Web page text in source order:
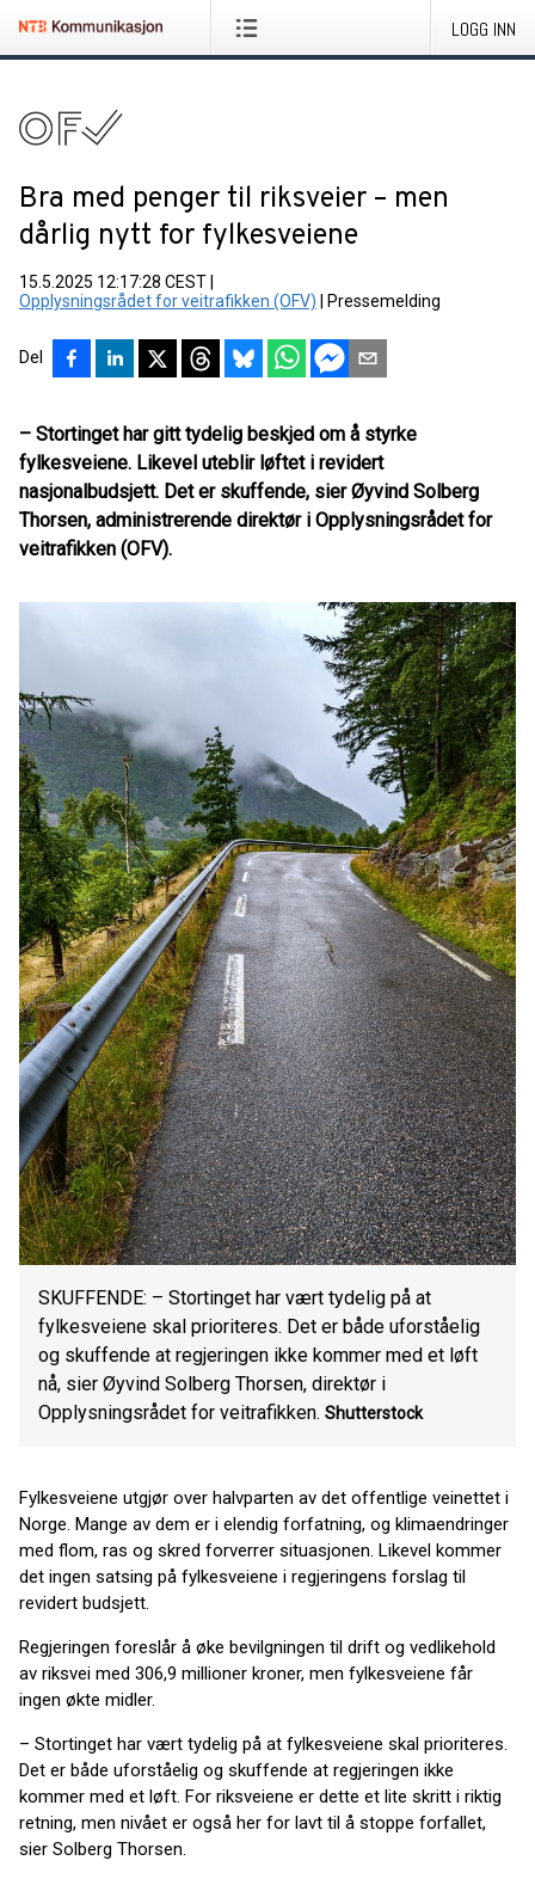
LOGG INN
Bra med penger til riksveier – men
dårlig nytt for fylkesveiene
15.5.2025 12:17:28 CEST
Opplysningsrådet for veitrafikken (OFV)
Pressemelding
Del
– Stortinget har gitt tydelig beskjed om å styrke
fylkesveiene. Likevel uteblir løftet i revidert
nasjonalbudsjett. Det er skuffende, sier Øyvind Solberg
Thorsen, administrerende direktør i Opplysningsrådet for
veitrafikken (OFV).
SKUFFENDE: – Stortinget har vært tydelig på at
fylkesveiene skal prioriteres. Det er både uforståelig
og skuffende at regjeringen ikke kommer med et løft
nå, sier Øyvind Solberg Thorsen, direktør i
Opplysningsrådet for veitrafikken. Shutterstock
Fylkesveiene utgjør over halvparten av det offentlige veinettet i
Norge. Mange av dem er i elendig forfatning, og klimaendringer
med flom, ras og skred forverrer situasjonen. Likevel kommer
det ingen satsing på fylkesveiene i regjeringens forslag til
revidert budsjett.
Regjeringen foreslår å øke bevilgningen til drift og vedlikehold
av riksvei med 306,9 millioner kroner, men fylkesveiene får
ingen økte midler.
– Stortinget har vært tydelig på at fylkesveiene skal prioriteres.
Det er både uforståelig og skuffende at regjeringen ikke
kommer med et løft. For riksveiene er dette et lite skritt i riktig
retning, men nivået er også her for lavt til å stoppe forfallet,
sier Solberg Thorsen.